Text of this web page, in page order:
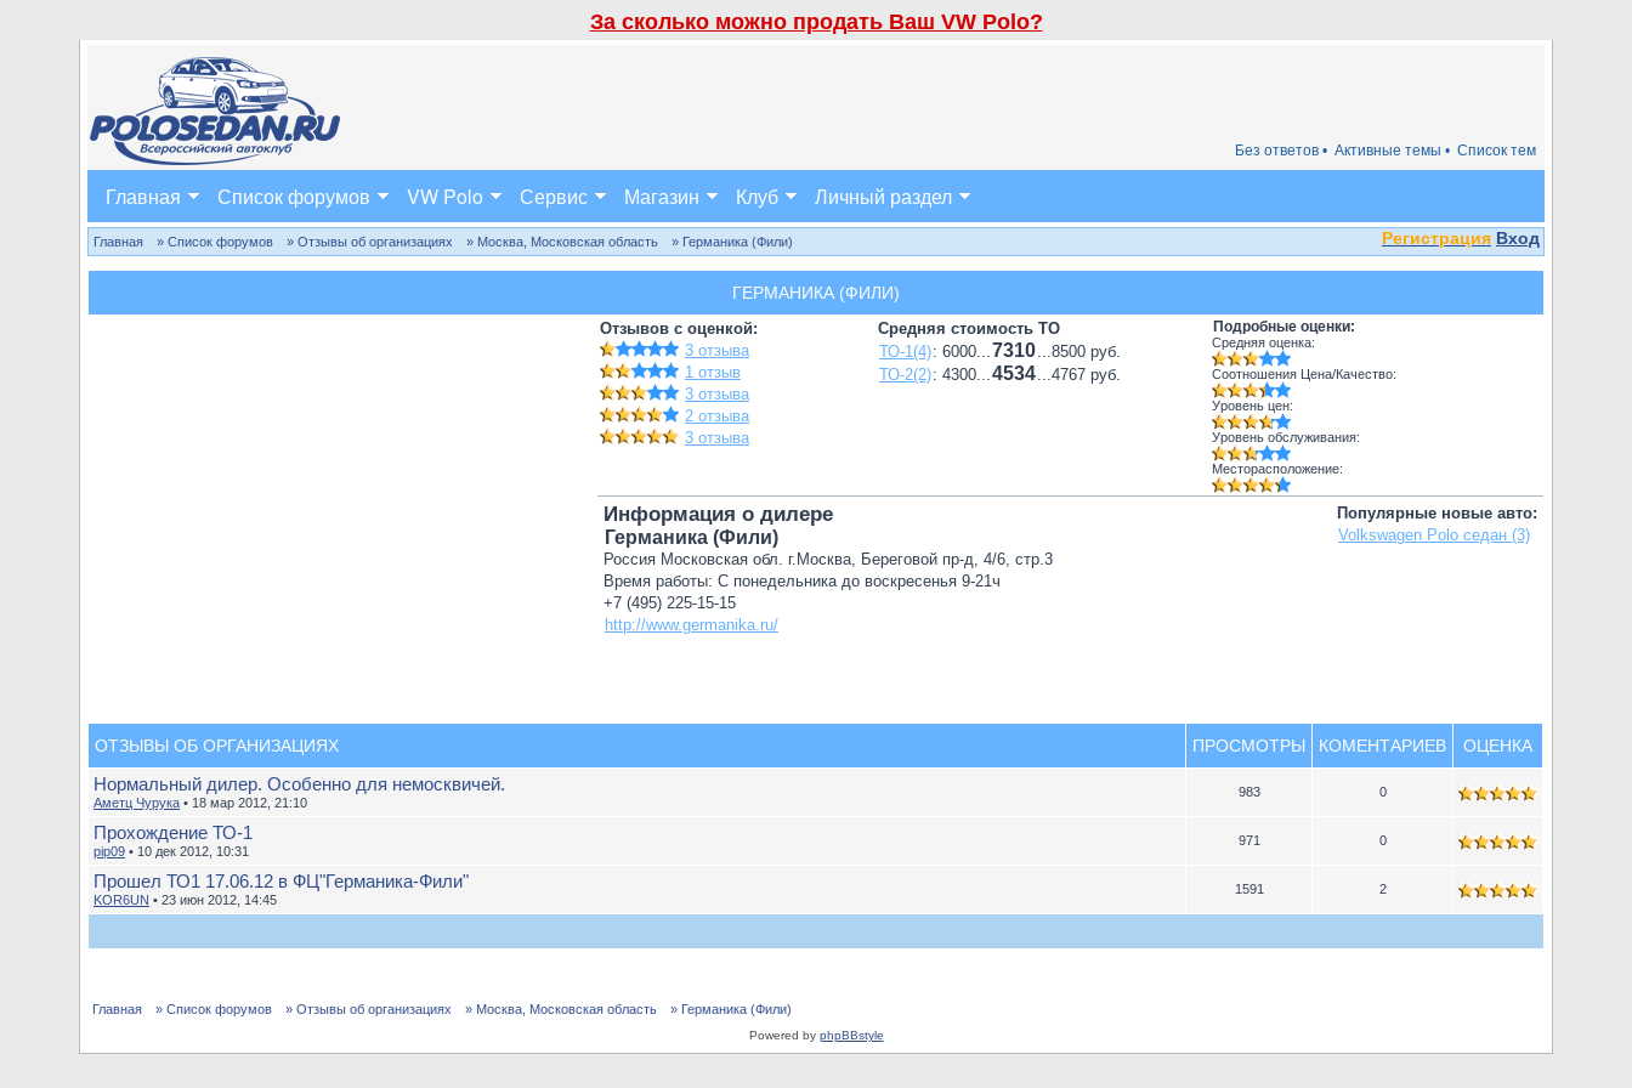
За сколько можно продать Ваш VW Polo?
Список тем
Активные темы •
Без ответов •
Главная Список форумов VW Polo Сервис Магазин Клуб Личный раздел
Регистрация Вход
Главная » Список форумов » Отзывы об организациях » Москва, Московская область » Германика (Фили)
ГЕРМАНИКА (ФИЛИ)
Отзывов с оценкой:
3 отзыва
1 отзыв
3 отзыва
2 отзыва
3 отзыва
Средняя стоимость ТО
ТО-1(4): 6000...7310...8500 руб.
ТО-2(2): 4300...4534...4767 руб.
Подробные оценки:
Средняя оценка:
Соотношения Цена/Качество:
Уровень цен:
Уровень обслуживания:
Месторасположение:
Популярные новые авто:
Volkswagen Polo седан (3)
Информация о дилере
Германика (Фили)
Россия Московская обл. г.Москва, Береговой пр-д, 4/6, стр.3
Время работы: С понедельника до воскресенья 9-21ч
+7 (495) 225-15-15
http://www.germanika.ru/
ОТЗЫВЫ ОБ ОРГАНИЗАЦИЯХ ПРОСМОТРЫ КОМЕНТАРИЕВ ОЦЕНКА
Нормальный дилер. Особенно для немосквичей.
Аметц Чурука • 18 мар 2012, 21:10
983 0
Прохождение ТО-1
pip09 • 10 дек 2012, 10:31
971 0
Прошел ТО1 17.06.12 в ФЦ"Германика-Фили"
KOR6UN • 23 июн 2012, 14:45
1591 2
Главная » Список форумов » Отзывы об организациях » Москва, Московская область » Германика (Фили)
Powered by phpBBstyle